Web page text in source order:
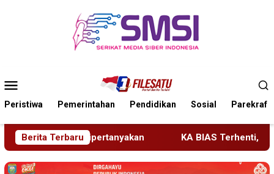
Mobile
Peristiwa Pemerintahan Pendidikan Sosial Parekraf
Berita Terbaru
KA BIAS Terhenti, Lima KA Ikut Terdampak, KAI Daop 7